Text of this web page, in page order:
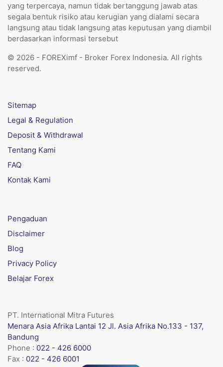
yang terpercaya, namun tidak bertanggung jawab atas
segala bentuk risiko atau kerugian yang dialami secara
langsung atau tidak langsung atas keputusan yang diambil
berdasarkan informasi tersebut
© 2026 - FOREXimf - Broker Forex Indonesia. All rights
reserved.
Sitemap
Legal & Regulation
Deposit & Withdrawal
Tentang Kami
FAQ
Kontak Kami
Pengaduan
Disclaimer
Blog
Privacy Policy
Belajar Forex
PT. International Mitra Futures
Menara Asia Afrika Lantai 12 Jl. Asia Afrika No.133 - 137,
Bandung
Phone : 022 - 426 6000
Fax : 022 - 426 6001